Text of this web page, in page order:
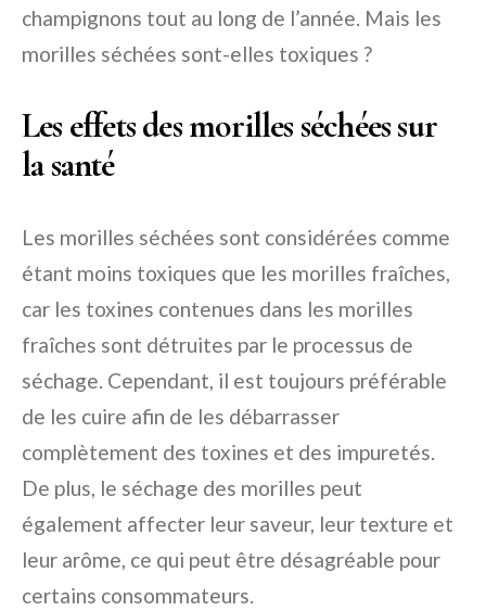
champignons tout au long de l’année. Mais les
morilles séchées sont-elles toxiques ?
Les effets des morilles séchées sur
la santé
Les morilles séchées sont considérées comme
étant moins toxiques que les morilles fraîches,
car les toxines contenues dans les morilles
fraîches sont détruites par le processus de
séchage. Cependant, il est toujours préférable
de les cuire afin de les débarrasser
complètement des toxines et des impuretés.
De plus, le séchage des morilles peut
également affecter leur saveur, leur texture et
leur arôme, ce qui peut être désagréable pour
certains consommateurs.